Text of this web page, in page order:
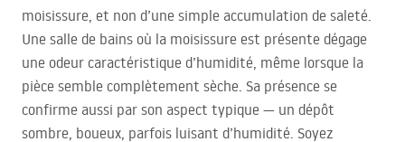
moisissure, et non d’une simple accumulation de saleté.
Une salle de bains où la moisissure est présente dégage
une odeur caractéristique d’humidité, même lorsque la
pièce semble complètement sèche. Sa présence se
confirme aussi par son aspect typique — un dépôt
sombre, boueux, parfois luisant d’humidité. Soyez